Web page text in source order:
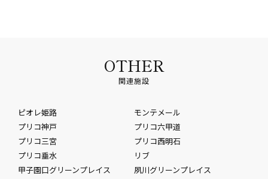
OTHER
関連施設
ピオレ姫路
モンテメール
プリコ神戸
プリコ六甲道
プリコ三宮
プリコ西明石
プリコ垂水
リブ
甲子園口グリーンプレイス
夙川グリーンプレイス